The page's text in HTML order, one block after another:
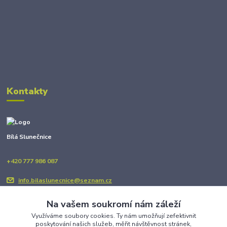
Kontakty
Bílá Slunečnice
+420 777 986 087
info.bilaslunecnice@seznam.cz
Na vašem soukromí nám záleží
Využíváme soubory cookies. Ty nám umožňují zefektivnit
poskytování našich služeb, měřit návštěvnost stránek,